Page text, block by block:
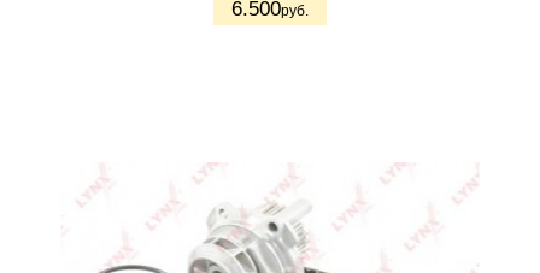
6.500руб.